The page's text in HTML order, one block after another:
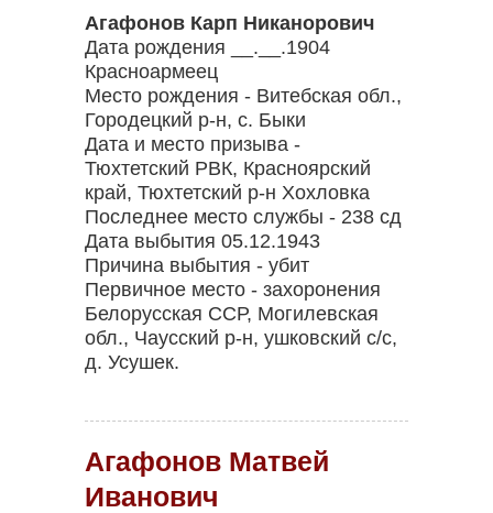
Агафонов Карп Никанорович
Дата рождения __.__.1904
Красноармеец
Место рождения - Витебская обл.,
Городецкий р-н, с. Быки
Дата и место призыва -
Тюхтетский РВК, Красноярский
край, Тюхтетский р-н Хохловка
Последнее место службы - 238 сд
Дата выбытия 05.12.1943
Причина выбытия - убит
Первичное место - захоронения
Белорусская ССР, Могилевская
обл., Чаусский р-н, ушковский с/с,
д. Усушек.
Агафонов Матвей
Иванович